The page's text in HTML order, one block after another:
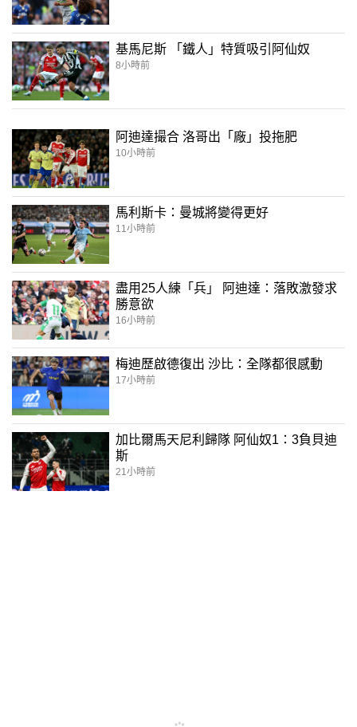
基馬尼斯 「鐵人」特質吸引阿仙奴
8小時前
阿迪達撮合 洛哥出「廠」投拖肥
10小時前
馬利斯卡：曼城將變得更好
11小時前
盡用25人練「兵」 阿迪達：落敗激發求
勝意欲
16小時前
梅迪歷啟德復出 沙比：全隊都很感動
17小時前
加比爾馬天尼利歸隊 阿仙奴1：3負貝迪
斯
21小時前